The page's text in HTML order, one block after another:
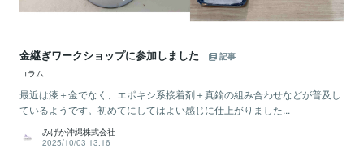
金継ぎワークショップに参加しました
記事
コラム
最近は漆＋金でなく、エポキシ系接着剤＋真鍮の組み合わせなどが普及し
ているようです。初めてにしてはよい感じに仕上がりました...
みげか沖縄株式会社
2025/10/03 13:16